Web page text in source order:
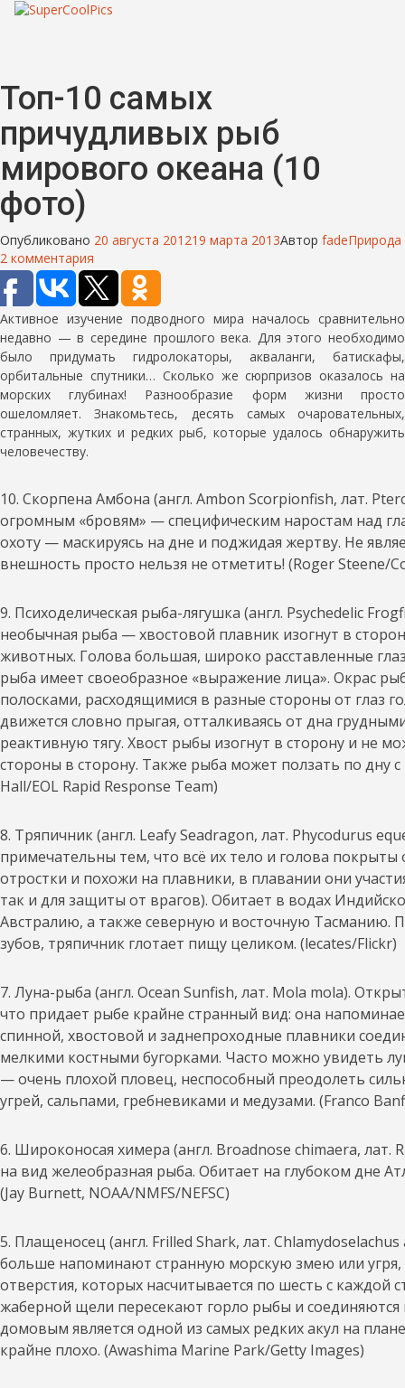
Топ-10 самых
причудливых рыб
мирового океана (10
фото)
Опубликовано 20 августа 201219 марта 2013Автор fadeПрирода
2 комментария
Активное изучение подводного мира началось сравнительно
недавно — в середине прошлого века. Для этого необходимо
было придумать гидролокаторы, акваланги, батискафы,
орбитальные спутники… Сколько же сюрпризов оказалось на
морских глубинах! Разнообразие форм жизни просто
ошеломляет. Знакомьтесь, десять самых очаровательных,
странных, жутких и редких рыб, которые удалось обнаружить
человечеству.
10. Скорпена Амбона (англ. Ambon Scorpionfish, лат.
огромным «бровям» — специфическим наростам над
охоту — маскируясь на дне и поджидая жертву. Не
внешность просто нельзя не отметить! (Roger Steene/
9. Психоделическая рыба-лягушка (англ. Psychedelic
необычная рыба — хвостовой плавник изогнут в
животных. Голова большая, широко расставленные
рыба имеет своеобразное «выражение лица». Окрас
полосками, расходящимися в разные стороны от глаз
движется словно прыгая, отталкиваясь от дна
реактивную тягу. Хвост рыбы изогнут в сторону и не
стороны в сторону. Также рыба может ползать по дну
Hall/EOL Rapid Response Team)
8. Тряпичник (англ. Leafy Seadragon, лат. Phycodurus
примечательны тем, что всё их тело и голова
отростки и похожи на плавники, в плавании они
так и для защиты от врагов). Обитает в водах
Австралию, а также северную и восточную Тасманию.
зубов, тряпичник глотает пищу целиком. (lecates/Flickr)
7. Луна-рыба (англ. Ocean Sunfish, лат. Mola mola).
что придает рыбе крайне странный вид: она
спинной, хвостовой и заднепроходные плавники
мелкими костными бугорками. Часто можно увидеть
— очень плохой пловец, неспособный преодолеть
угрей, сальпами, гребневиками и медузами. (Franco
6. Широконосая химера (англ. Broadnose chimaera,
на вид желеобразная рыба. Обитает на глубоком дне
(Jay Burnett, NOAA/NMFS/NEFSC)
5. Плащеносец (англ. Frilled Shark, лат.
больше напоминают странную морскую змею или
отверстия, которых насчитывается по шесть с
жаберной щели пересекают горло рыбы и
домовым является одной из самых редких акул на
крайне плохо. (Awashima Marine Park/Getty Images)